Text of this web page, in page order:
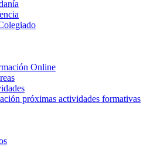
Online
próximas actividades formativas